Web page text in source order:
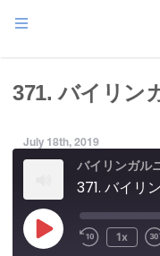
371. バイリン
July 18th, 2019
バイリンガル
371. バイリ
Play
Episode
1x